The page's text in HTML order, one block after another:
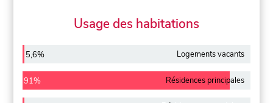
Usage des habitations
5,6% Logements vacants
91% Résidences principales